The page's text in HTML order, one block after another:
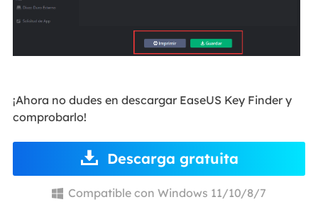
¡Ahora no dudes en descargar EaseUS Key Finder y
comprobarlo!
Descarga gratuita
 Compatible con Windows 11/10/8/7